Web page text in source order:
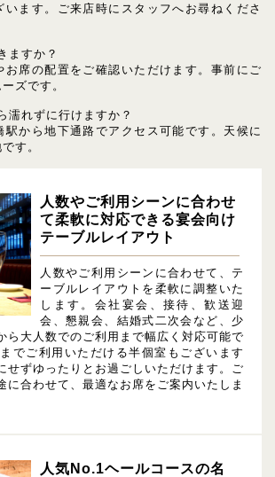
います。ご来店時にスタッフへお尋ねくださ
ますか？
お席の配置をご確認いただけます。事前にご
ズです。
濡れずに行けますか？
駅から地下通路でアクセス可能です。天候に
す。
人数やご利用シーンに合わせ
て柔軟に対応できる宴会向け
テーブルレイアウト
人数やご利用シーンに合わせて、テ
ーブルレイアウトを柔軟に調整いた
します。会社宴会、接待、歓送迎
会、懇親会、結婚式二次会など、少
ら大人数でのご利用まで幅広く対応可能で
でご利用いただける半個室もございます
せずゆったりとお過ごしいただけます。ご
に合わせて、最適なお席をご案内いたしま
人気No.1ヘールコースの名